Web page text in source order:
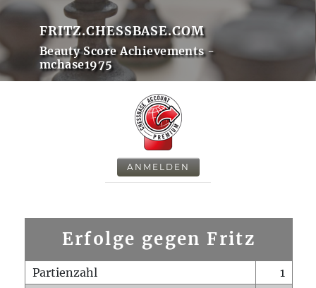
FRITZ.CHESSBASE.COM
Beauty Score Achievements -
mchase1975
ANMELDEN
Erfolge gegen Fritz
Partienzahl
1